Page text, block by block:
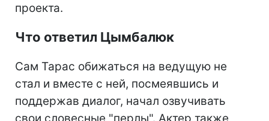
проекта.
Что ответил Цымбалюк
Сам Тарас обижаться на ведущую не
стал и вместе с ней, посмеявшись и
поддержав диалог, начал озвучивать
свои словесные "перлы". Актер также